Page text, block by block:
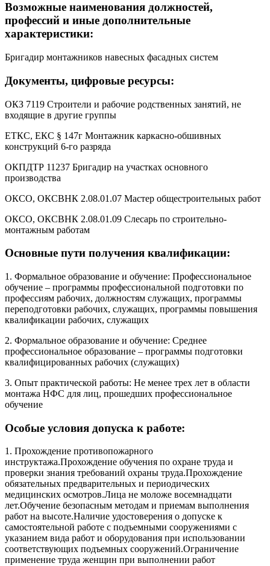
Возможные наименования должностей,
профессий и иные дополнительные
характеристики:
Бригадир монтажников навесных фасадных систем
Документы, цифровые ресурсы:
ОКЗ 7119 Строители и рабочие родственных занятий, не
входящие в другие группы
ЕТКС, ЕКС § 147г Монтажник каркасно-обшивных
конструкций 6-го разряда
ОКПДТР 11237 Бригадир на участках основного
производства
ОКСО, ОКСВНК 2.08.01.07 Мастер общестроительных работ
ОКСО, ОКСВНК 2.08.01.09 Слесарь по строительно-
монтажным работам
Основные пути получения квалификации:
1. Формальное образование и обучение: Профессиональное
обучение – программы профессиональной подготовки по
профессиям рабочих, должностям служащих, программы
переподготовки рабочих, служащих, программы повышения
квалификации рабочих, служащих
2. Формальное образование и обучение: Среднее
профессиональное образование – программы подготовки
квалифицированных рабочих (служащих)
3. Опыт практической работы: Не менее трех лет в области
монтажа НФС для лиц, прошедших профессиональное
обучение
Особые условия допуска к работе:
1. Прохождение противопожарного
инструктажа.Прохождение обучения по охране труда и
проверки знания требований охраны труда.Прохождение
обязательных предварительных и периодических
медицинских осмотров.Лица не моложе восемнадцати
лет.Обучение безопасным методам и приемам выполнения
работ на высоте.Наличие удостоверения о допуске к
самостоятельной работе с подъемными сооружениями с
указанием вида работ и оборудования при использовании
соответствующих подъемных сооружений.Ограничение
применение труда женщин при выполнении работ